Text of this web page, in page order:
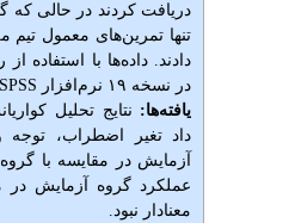
دریافت کردند در حالی که
تنها تمرین‌های معمول تیم
دادند. داده‌ها با استفاده
در نسخه ۱۹ نرم‌افزار SPSS تحلیل شد.
یافته‌ها: نتایج تحلیل
داد تغیر اضطراب،
آزمایش در مقایسه با گروه
عملکرد گروه آزمایش در
معنادار نبود.